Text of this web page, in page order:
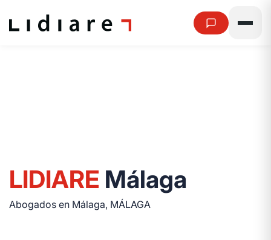
LIDIARE Málaga
Abogados en Málaga, MÁLAGA